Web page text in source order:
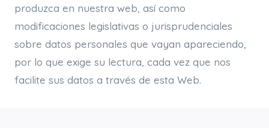
produzca en nuestra web, así como
modificaciones legislativas o jurisprudenciales
sobre datos personales que vayan apareciendo,
por lo que exige su lectura, cada vez que nos
facilite sus datos a través de esta Web.